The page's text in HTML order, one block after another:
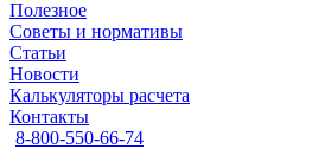
Полезное
Советы и нормативы
Статьи
Новости
Калькуляторы расчета
Контакты
8-800-550-66-74